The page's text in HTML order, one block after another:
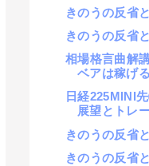
きのうの反省
きのうの反省
相場格言曲解
ベアは稼げ
日経225MINI
展望とトレ
きのうの反省
きのうの反省